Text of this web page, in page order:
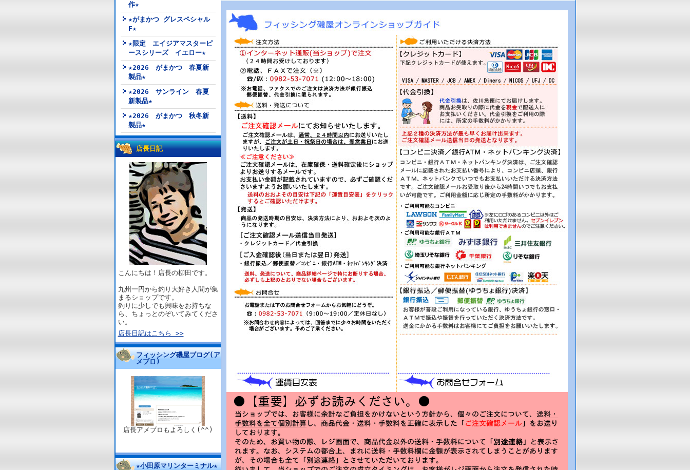
作★
★がまかつ グレスペシャル
F★
★限定 エイジアマスターピ
ースシリーズ イエロー★
★2026 がまかつ 春夏新
製品★
★2026 サンライン 春夏
新製品★
★2026 がまかつ 秋冬新
製品★
店長日記
こんにちは！店長の柳田です。
九州一円から釣り大好き人間が集
まるショップです。
釣りに少しでも興味をお持ちな
ら、ちょっとのぞいてみてくださ
い。
店長日記はこちら >>
フィッシング磯屋ブログ(ア
メブロ)
店長アメブロもよろしく(^^)
★小田原マリンターミナル★